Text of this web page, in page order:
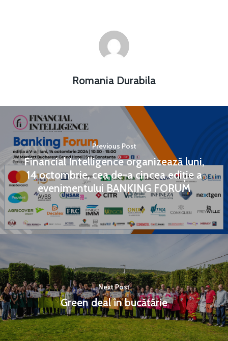
Romania Durabila
Previous Post
Financial Intelligence organizează luni,
14 octombrie, cea de-a cincea ediție a
evenimentului BANKING FORUM
Next Post
Green deal în bucătărie